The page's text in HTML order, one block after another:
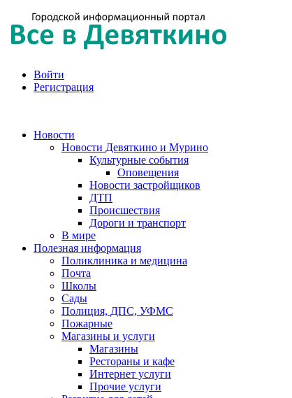
Войти
Регистрация
Новости
Новости Девяткино и Мурино
Культурные события
Оповещения
Новости застройщиков
ДТП
Происшествия
Дороги и транспорт
В мире
Полезная информация
Поликлиника и медицина
Почта
Школы
Сады
Полиция, ДПС, УФМС
Пожарные
Магазины и услуги
Магазины
Рестораны и кафе
Интернет услуги
Прочие услуги